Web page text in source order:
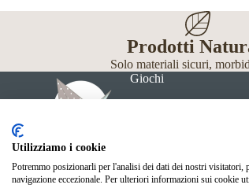
Prodotti
Solo materiali sicuri,
Giochi
© Mille Gru di Sofia Calore. P.IVA
Utilizziamo i cookie
Potremmo posizionarli per l'analisi dei dati dei nostri
navigazione eccezionale. Per ulteriori informazioni sui cookie